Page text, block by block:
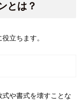
とは？
立ちます。
や書式を壊すことな